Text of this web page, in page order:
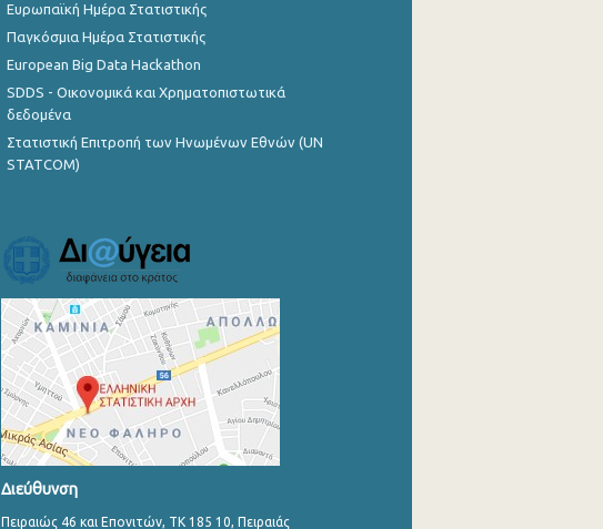
Ευρωπαϊκή Ημέρα Στατιστικής
Παγκόσμια Ημέρα Στατιστικής
European Big Data Hackathon
SDDS - Οικονομικά και Χρηματοπιστωτικά
δεδομένα
Στατιστική Επιτροπή των Ηνωμένων Εθνών (UN
STATCOM)
Διεύθυνση
Πειραιώς 46 και Επονιτών, ΤΚ 185 10, Πειραιάς